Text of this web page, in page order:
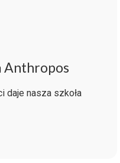
Anthropos
daje nasza szkoła